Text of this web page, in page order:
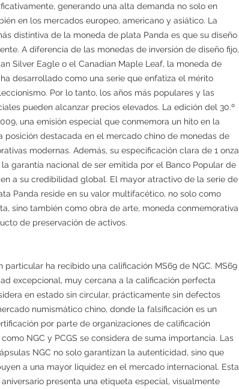
generando una alta demanda no solo en
en los mercados europeo, americano y asiático. La
distintiva de la moneda de plata Panda es que su diseño
A diferencia de las monedas de inversión de diseño fijo,
Silver Eagle o el Canadian Maple Leaf, la moneda de
desarrollado como una serie que enfatiza el mérito
Por lo tanto, los años más populares y las
pueden alcanzar precios elevados. La edición del 30.º
una emisión especial que conmemora un hito en la
posición destacada en el mercado chino de monedas de
modernas. Además, su especificación clara de 1 onza
garantía nacional de ser emitida por el Banco Popular de
a su credibilidad global. El mayor atractivo de la serie de
Panda reside en su valor multifacético, no solo como
sino también como obra de arte, moneda conmemorativa
de preservación de activos.
particular ha recibido una calificación MS69 de NGC. MS69
excepcional, muy cercana a la calificación perfecta
en estado sin circular, prácticamente sin defectos
numismático chino, donde la falsificación es un
por parte de organizaciones de calificación
NGC y PCGS se considera de suma importancia. Las
NGC no solo garantizan la autenticidad, sino que
a una mayor liquidez en el mercado internacional. Esta
presenta una etiqueta especial, visualmente